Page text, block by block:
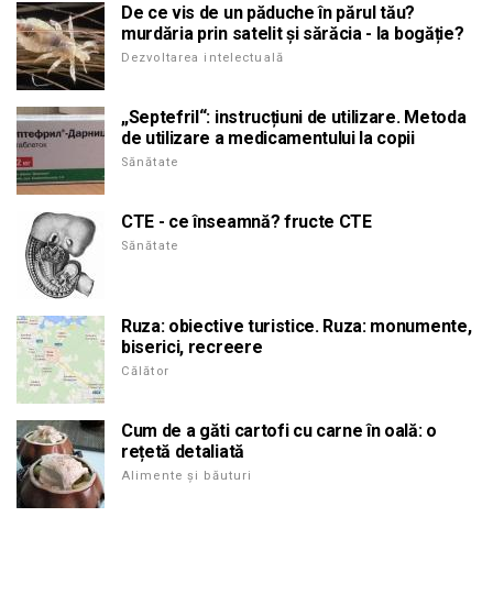
De ce vis de un păduche în părul tău?
murdăria prin satelit și sărăcia - la bogăție?
Dezvoltarea intelectuală
„Septefril“: instrucțiuni de utilizare. Metoda
de utilizare a medicamentului la copii
Sănătate
CTE - ce înseamnă? fructe CTE
Sănătate
Ruza: obiective turistice. Ruza: monumente,
biserici, recreere
Călător
Cum de a găti cartofi cu carne în oală: o
rețetă detaliată
Alimente și băuturi